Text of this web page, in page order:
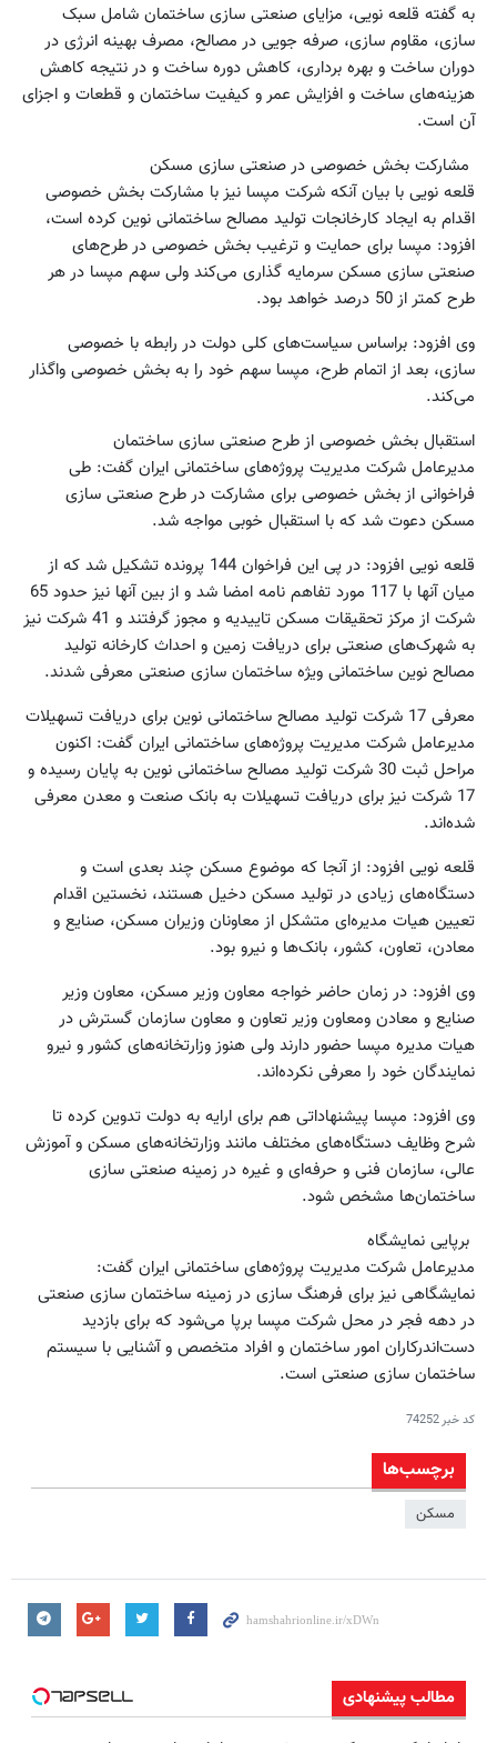
به گفته قلعه نویی، مزایای صنعتی سازی ساختمان شامل سبک
سازی، مقاوم سازی، صرفه جویی در مصالح، مصرف بهینه انرژی در
دوران ساخت و بهره برداری، کاهش دوره ساخت و در نتیجه کاهش
هزینه‌های ساخت و افزایش عمر و کیفیت ساختمان و قطعات و اجزای
آن است.
مشارکت بخش خصوصی در صنعتی سازی مسکن
قلعه نویی با بیان آنکه شرکت مپسا نیز با مشارکت بخش خصوصی
اقدام به ایجاد کارخانجات تولید مصالح ساختمانی نوین کرده است،
‌افزود: مپسا برای حمایت و ترغیب بخش خصوصی در طرح‌های
صنعتی سازی مسکن سرمایه گذاری می‌کند ولی سهم مپسا در هر
طرح کمتر از 50 درصد خواهد بود.
وی افزود: براساس سیاست‌های کلی دولت در رابطه با خصوصی
سازی، بعد از اتمام طرح، ‌مپسا سهم خود را به بخش خصوصی واگذار
می‌کند.
استقبال بخش خصوصی از طرح صنعتی سازی ساختمان
مدیرعامل شرکت مدیریت پروژه‌های ساختمانی ایران گفت: طی
فراخوانی از بخش خصوصی برای مشارکت در طرح صنعتی سازی
مسکن دعوت شد که با استقبال خوبی مواجه شد.
قلعه نویی افزود: در پی این فراخوان 144 پرونده تشکیل شد که از
میان آنها با 117 مورد تفاهم نامه امضا شد و از بین آنها نیز حدود 65
شرکت از مرکز تحقیقات مسکن تاییدیه و مجوز گرفتند و 41 شرکت نیز
به شهرک‌های صنعتی برای دریافت زمین و احداث کارخانه تولید
مصالح نوین ساختمانی ویژه ساختمان سازی صنعتی معرفی شدند.
معرفی 17 شرکت تولید مصالح ساختمانی نوین برای دریافت تسهیلات
مدیرعامل شرکت مدیریت پروژه‌های ساختمانی ایران گفت: اکنون
مراحل ثبت 30 شرکت تولید مصالح ساختمانی نوین به پایان رسیده و
17 شرکت نیز برای دریافت تسهیلات به بانک صنعت و معدن معرفی
شده‌اند.
قلعه نویی افزود: از آنجا که موضوع مسکن چند بعدی است و
دستگاه‌های زیادی در تولید مسکن دخیل هستند، نخستین اقدام
تعیین هیات مدیره‌ای متشکل از معاونان وزیران مسکن، صنایع و
معادن، تعاون، کشور، بانک‌ها و نیرو بود.
وی افزود: در زمان حاضر خواجه معاون وزیر مسکن، معاون وزیر
صنایع و معادن ومعاون وزیر تعاون و معاون سازمان گسترش در
هیات مدیره مپسا حضور دارند ولی هنوز وزارتخانه‌های کشور و نیرو
نمایندگان خود را معرفی نکرده‌اند.
وی افزود: مپسا پیشنهاداتی هم برای ارایه به دولت تدوین کرده تا
شرح وظایف دستگاه‌های مختلف مانند وزارتخانه‌های مسکن و آموزش
عالی، سازمان فنی و حرفه‌ای و غیره در زمینه صنعتی سازی
ساختمان‌ها مشخص شود.
برپایی نمایشگاه
مدیرعامل شرکت مدیریت پروژه‌های ساختمانی ایران گفت:
نمایشگاهی نیز برای فرهنگ سازی در زمینه ساختمان سازی صنعتی
در دهه فجر در محل شرکت مپسا برپا می‌شود که برای بازدید
دست‌اندرکاران امور ساختمان و افراد متخصص و آشنایی با سیستم
ساختمان سازی صنعتی است.
کد خبر74252
برچسب‌ها
مسکن
مطالب پیشنهادی